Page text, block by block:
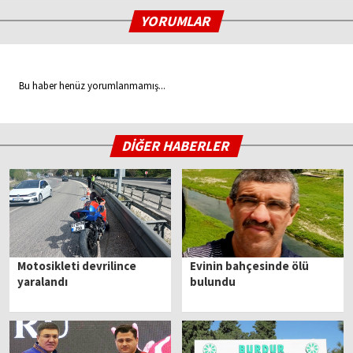
YORUMLAR
Bu haber henüz yorumlanmamış...
DİĞER HABERLER
Motosikleti devrilince
yaralandı
Evinin bahçesinde ölü
bulundu